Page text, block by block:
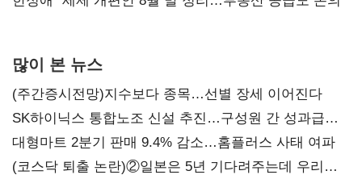
많이 본 뉴스
(주간증시전망)지수보다 종목…선별 장세 이어진다
SK하이닉스 통합노조 신설 추진…구성원 간 성과급
불만 확산
대형마트 2분기 판매 9.4% 감소…홈플러스 사태 여파
(코스닥 퇴출 논란)②일본은 5년 기다려주는데 우리는